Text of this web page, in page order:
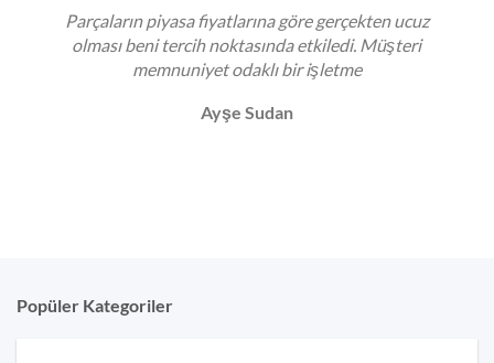
Parçaların piyasa fiyatlarına göre gerçekten ucuz
olması beni tercih noktasında etkiledi. Müşteri
memnuniyet odaklı bir işletme
Ayşe Sudan
Popüler Kategoriler